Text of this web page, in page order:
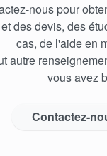
nous pour
des devis, des
cas, de l'aide en
autre
vous avez
Contactez-